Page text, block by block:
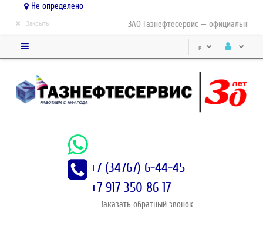
Не определено
ЗАО Газнефтесервис — официальный
× Закрыть
р.
+7 (34767) 6-44-45
+7 917 350 86 17
Заказать обратный звонок